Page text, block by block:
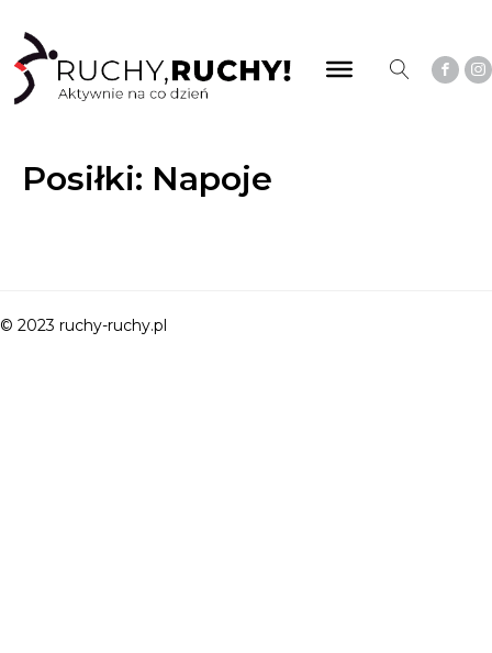
Posiłki: Napoje
© 2023 ruchy-ruchy.pl